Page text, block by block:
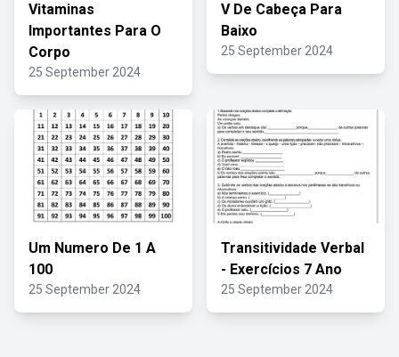
Vitaminas
Importantes Para O
Corpo
25 September 2024
V De Cabeça Para
Baixo
25 September 2024
Um Numero De 1 A
100
25 September 2024
Transitividade Verbal
- Exercícios 7 Ano
25 September 2024